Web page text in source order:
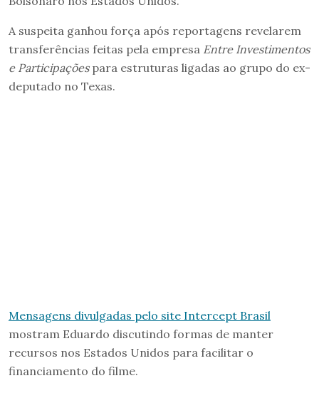
A suspeita ganhou força após reportagens revelarem
transferências feitas pela empresa Entre Investimentos
e Participaçõespara estruturas ligadas ao grupo do ex-
deputado no Texas.
Mensagens divulgadas pelo site Intercept Brasil
mostram Eduardo discutindo formas de manter
recursos nos Estados Unidos para facilitar o
financiamento do filme.